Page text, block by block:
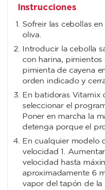
Instrucciones
Sofreir las cebollas
oliva.
Introducir la cebolla
con harina,
pimienta de cayena
orden indicado y
En batidoras Vitamix
seleccionar el
Poner en marcha la
detenga porque el
En cualquier modelo
velocidad 1.
velocidad hasta
aproximadamente 6
vapor del tapón de la